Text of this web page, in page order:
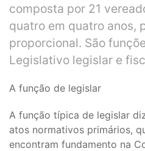
composta por 21
quatro em quatro anos,
proporcional. São
Legislativo legislar e
A função de legislar
A função típica de legislar
atos normativos primários,
encontram fundamento na